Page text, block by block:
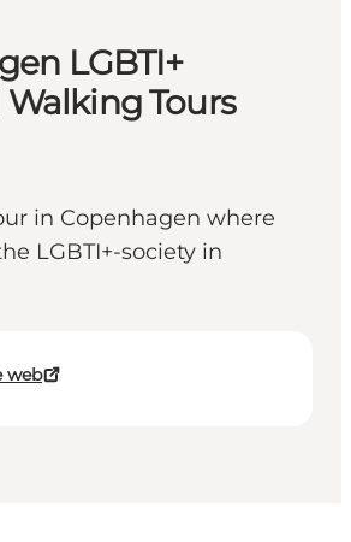
LGBTI+
Tours
in Copenhagen where
LGBTI+-society in
web